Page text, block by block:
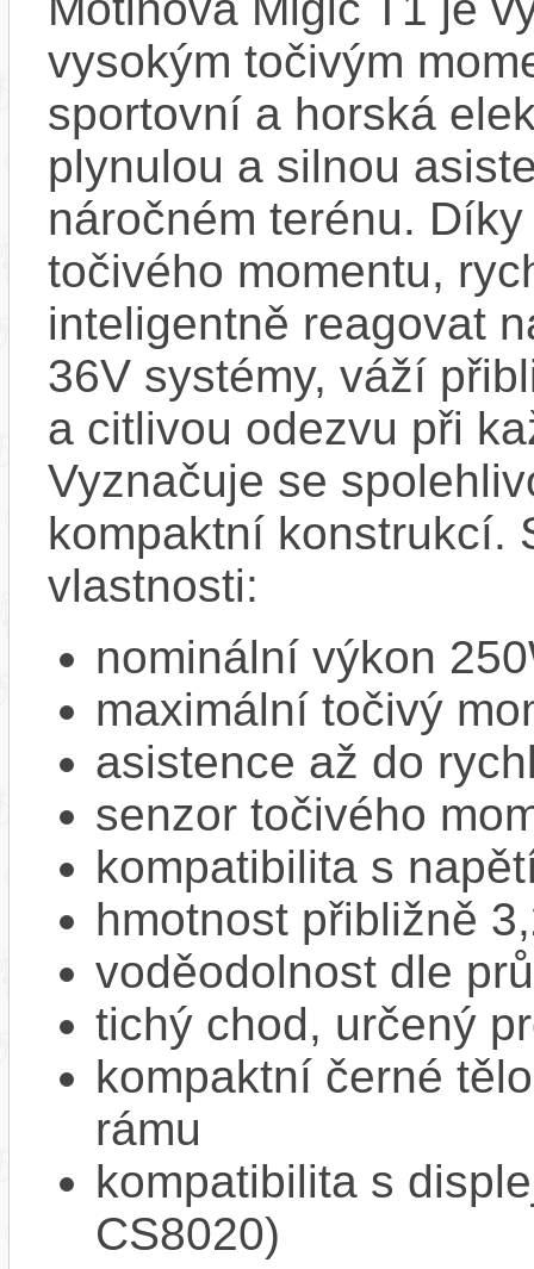
vysokým točivým
sportovní a horská
plynulou a silnou
náročném terénu.
točivého momentu,
inteligentně reagovat
36V systémy, váží
a citlivou odezvu při
Vyznačuje se
kompaktní konstrukcí.
vlastnosti:
nominální výkon
maximální točivý
asistence až do
senzor točivého
kompatibilita s
hmotnost přibližně
voděodolnost dle
tichý chod, určený
kompaktní černé
rámu
kompatibilita s
CS8020)